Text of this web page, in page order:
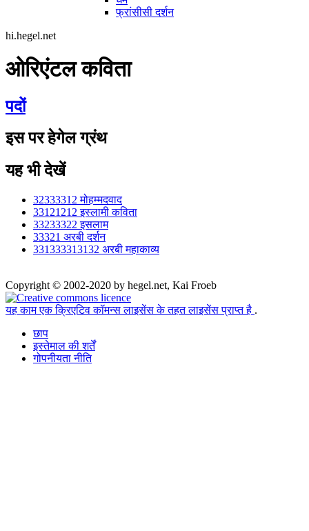
फ्रांसीसी दर्शन
hi.hegel.net
ओरिएंटल कविता
पदों
इस पर हेगेल ग्रंथ
यह भी देखें
32333312 मोहम्मदवाद
33121212 इस्लामी कविता
33233322 इसलाम
33321 अरबी दर्शन
331333313132 अरबी महाकाव्य
Copyright © 2002-2020 by hegel.net, Kai Froeb
यह काम एक क्रिएटिव कॉमन्स लाइसेंस के तहत लाइसेंस प्राप्त है .
छाप
इस्तेमाल की शर्तें
गोपनीयता नीति